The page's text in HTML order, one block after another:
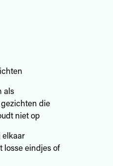
als
die
niet op
elkaar
losse eindjes of